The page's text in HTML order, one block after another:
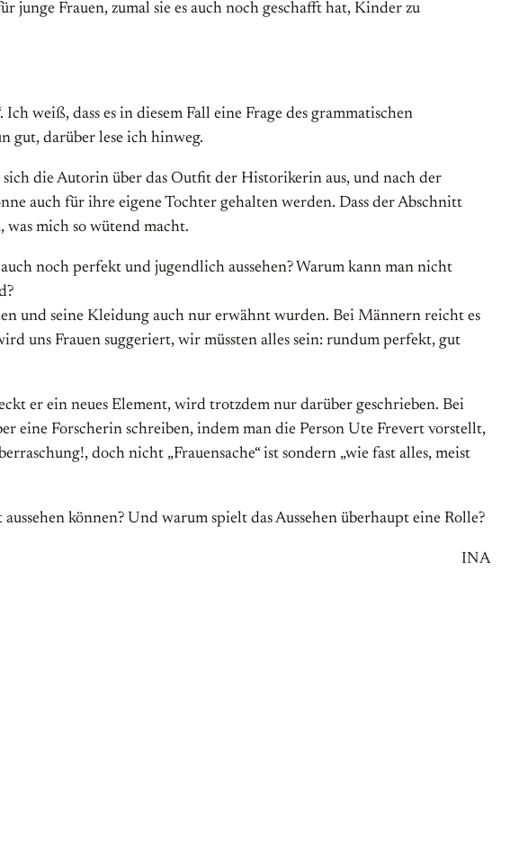
Frauen, zumal sie es auch noch geschafft hat, Kinder zu
weiß, dass es in diesem Fall eine Frage des grammatischen
gut, darüber lese ich hinweg.
die Autorin über das Outfit der Historikerin aus, und nach der
auch für ihre eigene Tochter gehalten werden. Dass der Abschnitt
was mich so wütend macht.
noch perfekt und jugendlich aussehen? Warum kann man nicht
und seine Kleidung auch nur erwähnt wurden. Bei Männern reicht es
uns Frauen suggeriert, wir müssten alles sein: rundum perfekt, gut
er ein neues Element, wird trotzdem nur darüber geschrieben. Bei
eine Forscherin schreiben, indem man die Person Ute Frevert vorstellt,
doch nicht „Frauensache“ ist sondern „wie fast alles, meist
können? Und warum spielt das Aussehen überhaupt eine Rolle?
INA